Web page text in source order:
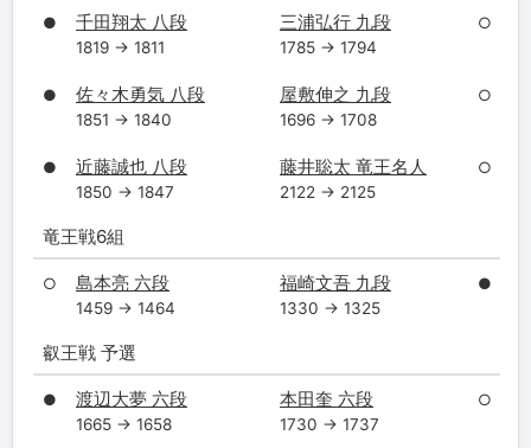
● 千田翔太 八段
1819 → 1811
三浦弘行 九段
1785 → 1794
○
● 佐々木勇気 八段
1851 → 1840
屋敷伸之 九段
1696 → 1708
○
● 近藤誠也 八段
1850 → 1847
藤井聡太 竜王名人
2122 → 2125
○
竜王戦6組
○ 島本亮 六段
1459 → 1464
福崎文吾 九段
1330 → 1325
●
叡王戦 予選
● 渡辺大夢 六段
1665 → 1658
本田奎 六段
1730 → 1737
○